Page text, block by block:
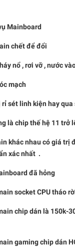
Mainboard
chết để đổi
nổ , rơi vỡ , nước
mạch
rỉ sét linh kiện hay
là chip thế hệ 11 trở
khác nhau có giá
xác nhất .
đã hỏng
socket CPU tháo
chip dán là 150k-
gaming chip dán